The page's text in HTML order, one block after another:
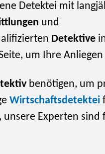
Detektei mit
und
Detektive
um Ihre Anliegen
benötigen, um
Wirtschaftsdetektei
unsere Experten sind